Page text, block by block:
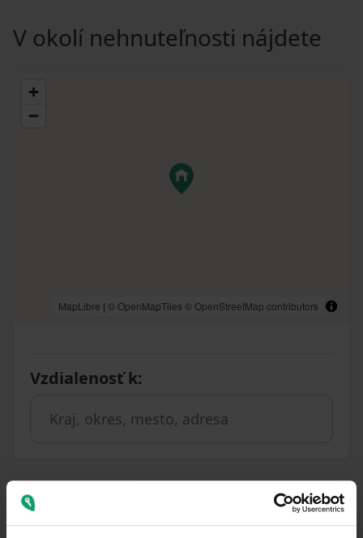
V okolí nehnuteľnosti nájdete
MapLibre | © OpenMapTiles © OpenStreetMap contributors
Vzdialenosť k:
Podobné ponuky ako táto